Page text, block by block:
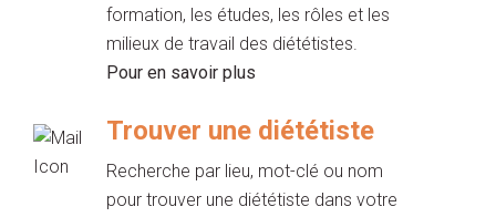
formation, les études, les rôles et les
milieux de travail des diététistes.
Pour en savoir plus
Trouver une diététiste
Recherche par lieu, mot-clé ou nom
pour trouver une diététiste dans votre